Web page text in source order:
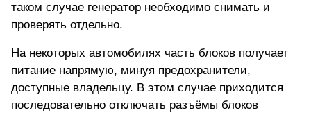
таком случае генератор необходимо снимать и
проверять отдельно.
На некоторых автомобилях часть блоков получает
питание напрямую, минуя предохранители,
доступные владельцу. В этом случае приходится
последовательно отключать разъёмы блоков